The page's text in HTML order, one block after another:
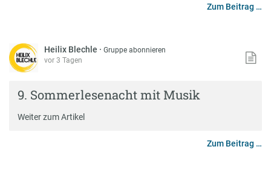
Zum Beitrag …
Heilix Blechle ·Gruppe abonnieren
vor 3 Tagen
9. Sommerlesenacht mit Musik
Weiter zum Artikel
Zum Beitrag …